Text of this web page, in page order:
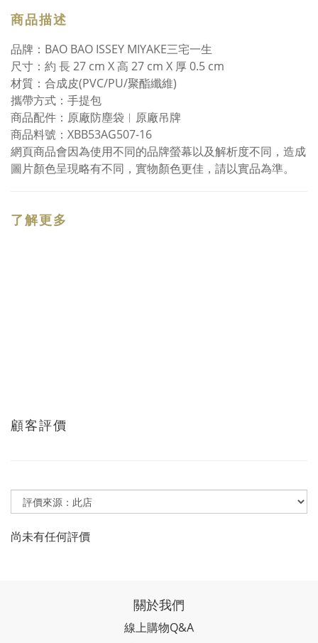
商品描述
品牌：BAO BAO ISSEY MIYAKE三宅一生
尺寸：約 長 27 cm X 高 27 cm X 厚 0.5 cm
材質：合成皮(PVC/PU/聚酯纖維)
攜帶方式：手提包
商品配件：原廠防塵袋︱原廠吊牌
商品料號：XBB53AG507-16
網頁商品會因為使用不同的品牌螢幕以及解析度不同，造成
圖片顏色呈現略有不同，實物顏色更佳，請以實品為準。
了解更多
顧客評價
尚未有任何評價
關於我們
線上購物Q&A